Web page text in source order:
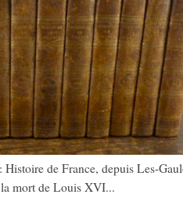
de France, depuis Les-
mort de Louis XVI...